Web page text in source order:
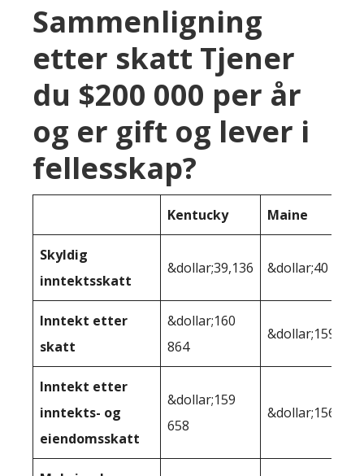
Sammenligning
etter skatt Tjener
du $200 000 per år
og er gift og lever i
fellesskap?
Kentucky Maine
Skyldig
inntektsskatt
&dollar;39,136 &dollar;40 475
Inntekt etter
skatt
&dollar;160
864
&dollar;159 525
Inntekt etter
inntekts- og
eiendomsskatt
&dollar;159
658
&dollar;156,140